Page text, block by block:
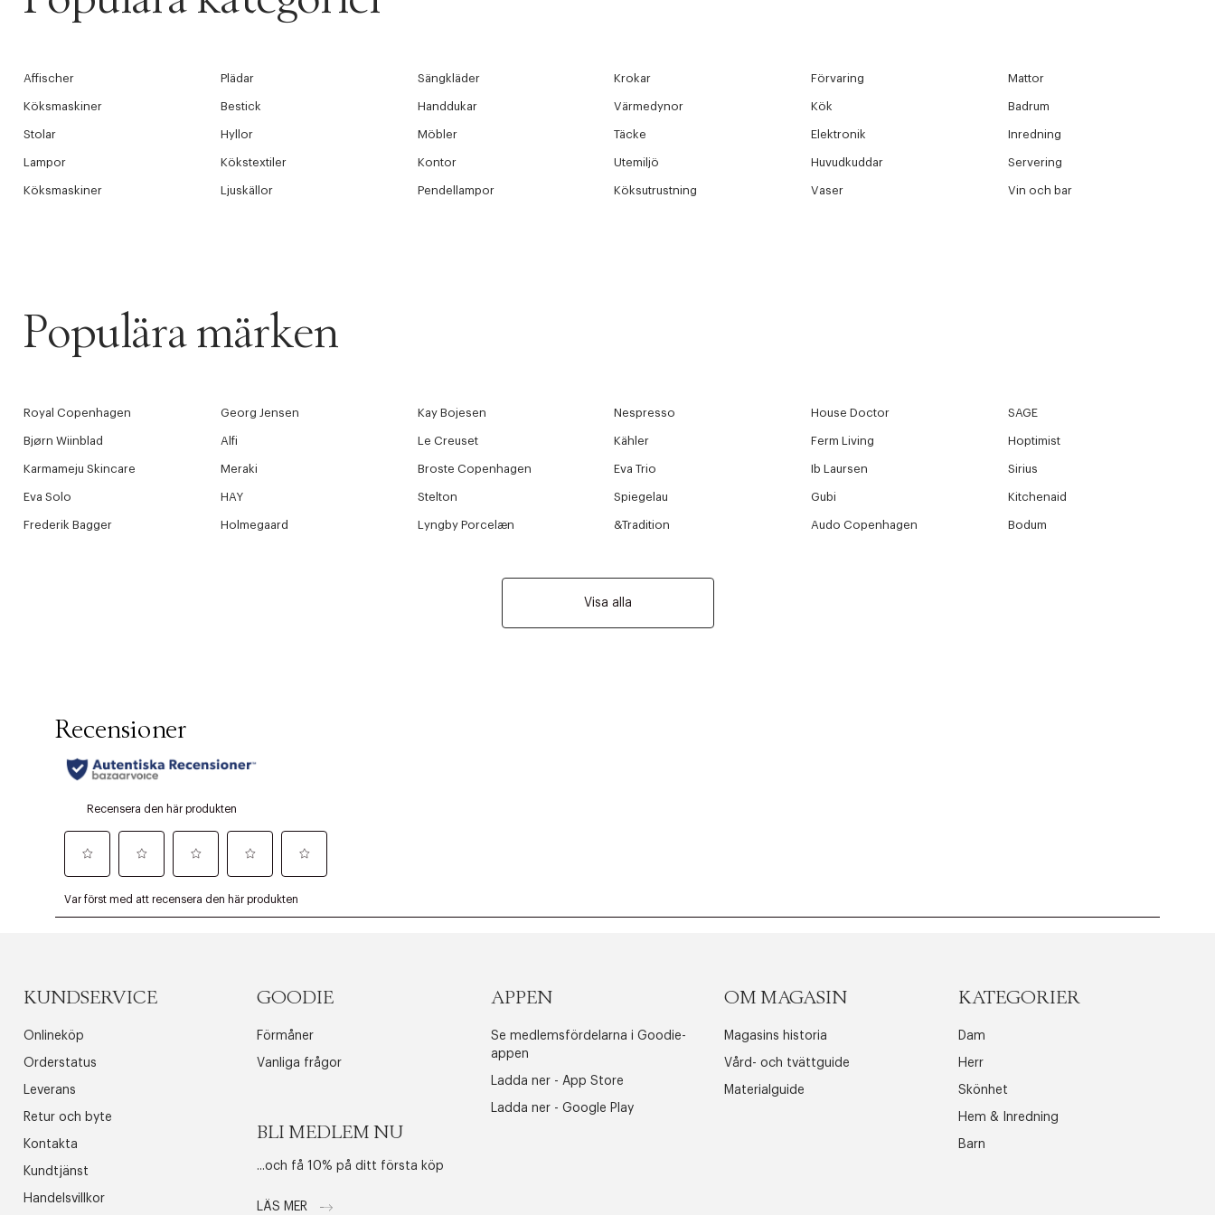
Affischer Plädar Sängkläder Krokar Förvaring Mattor
Köksmaskiner Bestick Handdukar Värmedynor Kök Badrum
Stolar Hyllor Möbler Täcke Elektronik Inredning
Lampor Kökstextiler Kontor Utemiljö Huvudkuddar Servering
Köksmaskiner Ljuskällor Pendellampor Köksutrustning Vaser Vin och bar
Populära märken
Royal Copenhagen Georg Jensen Kay Bojesen Nespresso House Doctor SAGE
Bjørn Wiinblad Alfi Le Creuset Kähler Ferm Living Hoptimist
Karmameju Skincare Meraki Broste Copenhagen Eva Trio Ib Laursen Sirius
Eva Solo HAY Stelton Spiegelau Gubi Kitchenaid
Frederik Bagger Holmegaard Lyngby Porcelæn &Tradition Audo Copenhagen Bodum
Visa alla
KUNDSERVICE
Onlineköp
Orderstatus
Leverans
Retur och byte
Kontakta
Kundtjänst
Handelsvillkor
GOODIE
Förmåner
Vanliga frågor
BLI MEDLEM NU
...och få 10% på ditt första köp
LÄS MER
APPEN
Se medlemsfördelarna i Goodie-
appen
Ladda ner - App Store
Ladda ner - Google Play
OM MAGASIN
Magasins historia
Vård- och tvättguide
Materialguide
KATEGORIER
Dam
Herr
Skönhet
Hem & Inredning
Barn